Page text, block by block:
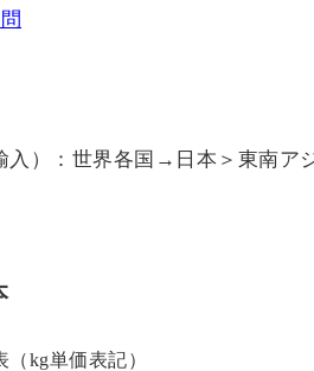
入）：世界各国→日本＞東南ア
kg単価表記）